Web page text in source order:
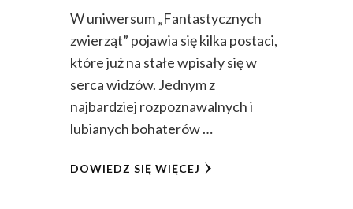
W uniwersum „Fantastycznych
zwierząt” pojawia się kilka postaci,
które już na stałe wpisały się w
serca widzów. Jednym z
najbardziej rozpoznawalnych i
lubianych bohaterów …
DOWIEDZ SIĘ WIĘCEJ